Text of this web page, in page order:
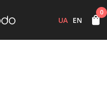
UA EN
0